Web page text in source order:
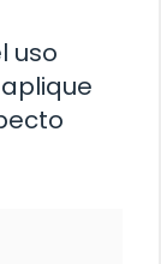
uso